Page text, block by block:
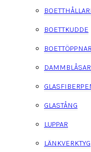
BOETTKUDDE
GLASTÅNG
LUPPAR
LÄNKVERKTYG